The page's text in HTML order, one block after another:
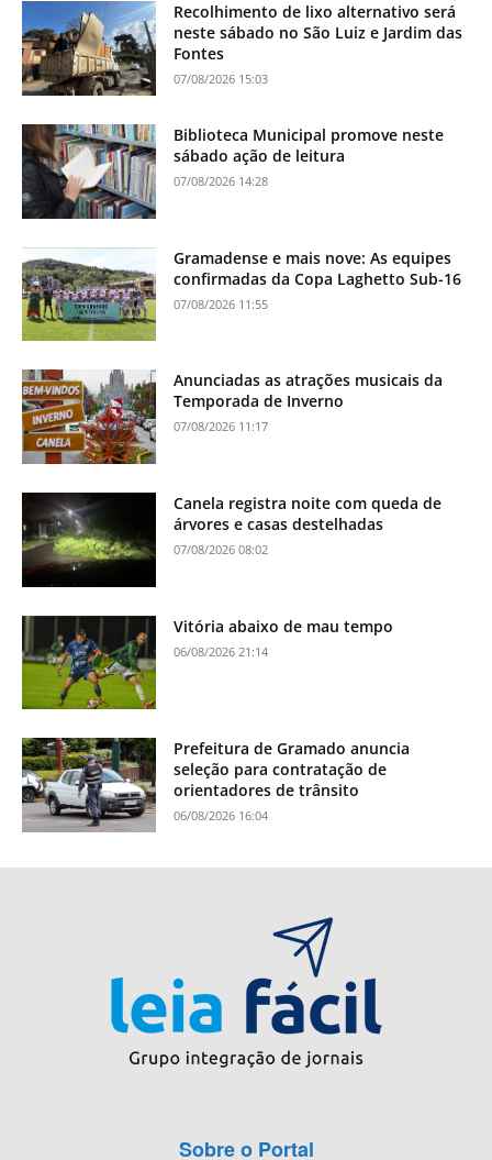
Recolhimento de lixo alternativo será
neste sábado no São Luiz e Jardim das
Fontes
07/08/2026 15:03
Biblioteca Municipal promove neste
sábado ação de leitura
07/08/2026 14:28
Gramadense e mais nove: As equipes
confirmadas da Copa Laghetto Sub-16
07/08/2026 11:55
Anunciadas as atrações musicais da
Temporada de Inverno
07/08/2026 11:17
Canela registra noite com queda de
árvores e casas destelhadas
07/08/2026 08:02
Vitória abaixo de mau tempo
06/08/2026 21:14
Prefeitura de Gramado anuncia
seleção para contratação de
orientadores de trânsito
06/08/2026 16:04
Sobre o Portal